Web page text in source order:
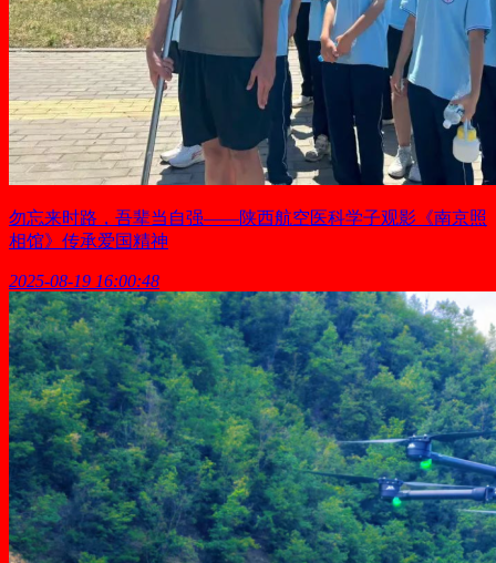
勿忘来时路，吾辈当自强——陕西航空医科学子观影《南京照
相馆》传承爱国精神
2025-08-19 16:00:48